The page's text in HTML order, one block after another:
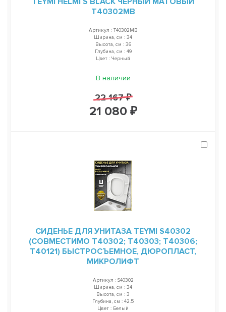
T40302MB
Артикул : T40302MB
Ширина, см : 34
Высота, см : 36
Глубина, см : 49
Цвет : Черный
В наличии
22 167 ₽
21 080 ₽
СИДЕНЬЕ ДЛЯ УНИТАЗА TEYMI S40302
(СОВМЕСТИМО T40302; T40303; T40306;
T40121) БЫСТРОСЪЕМНОЕ, ДЮРОПЛАСТ,
МИКРОЛИФТ
Артикул : S40302
Ширина, см : 34
Высота, см : 3
Глубина, см : 42.5
Цвет : Белый